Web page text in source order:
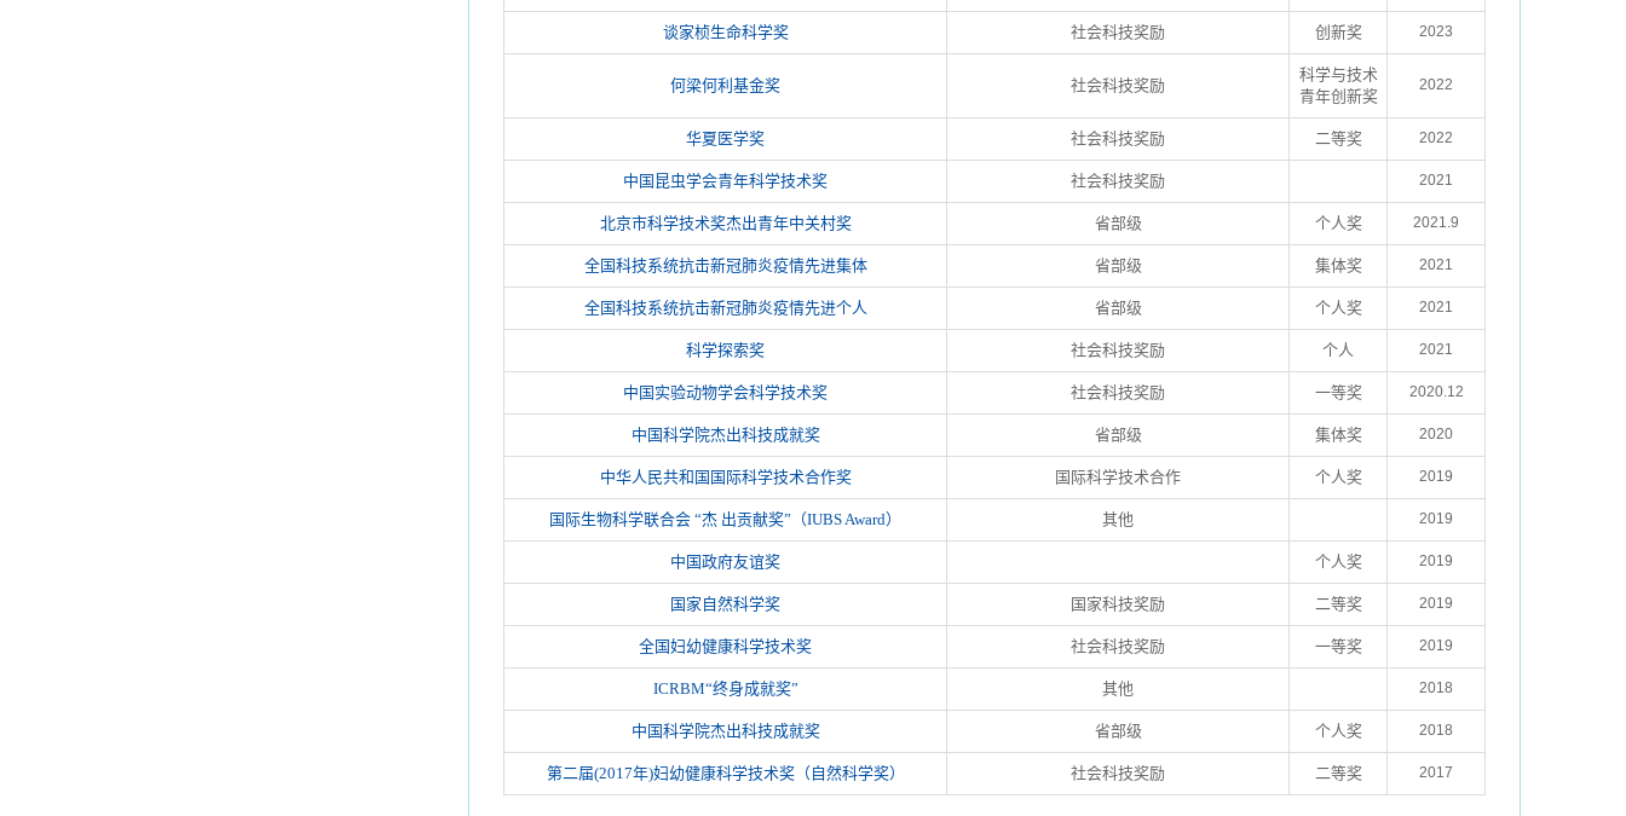
谈家桢生命科学奖 社会科技奖励 创新奖 2023
何梁何利基金奖 社会科技奖励
科学与技术
青年创新奖
2022
华夏医学奖 社会科技奖励 二等奖 2022
中国昆虫学会青年科学技术奖 社会科技奖励 2021
北京市科学技术奖杰出青年中关村奖 省部级 个人奖 2021.9
全国科技系统抗击新冠肺炎疫情先进集体 省部级 集体奖 2021
全国科技系统抗击新冠肺炎疫情先进个人 省部级 个人奖 2021
科学探索奖 社会科技奖励 个人 2021
中国实验动物学会科学技术奖 社会科技奖励 一等奖 2020.12
中国科学院杰出科技成就奖 省部级 集体奖 2020
中华人民共和国国际科学技术合作奖 国际科学技术合作 个人奖 2019
国际生物科学联合会 “杰 出贡献奖”（IUBS Award） 其他 2019
中国政府友谊奖 个人奖 2019
国家自然科学奖 国家科技奖励 二等奖 2019
全国妇幼健康科学技术奖 社会科技奖励 一等奖 2019
ICRBM“终身成就奖” 其他 2018
中国科学院杰出科技成就奖 省部级 个人奖 2018
第二届(2017年)妇幼健康科学技术奖（自然科学奖） 社会科技奖励 二等奖 2017